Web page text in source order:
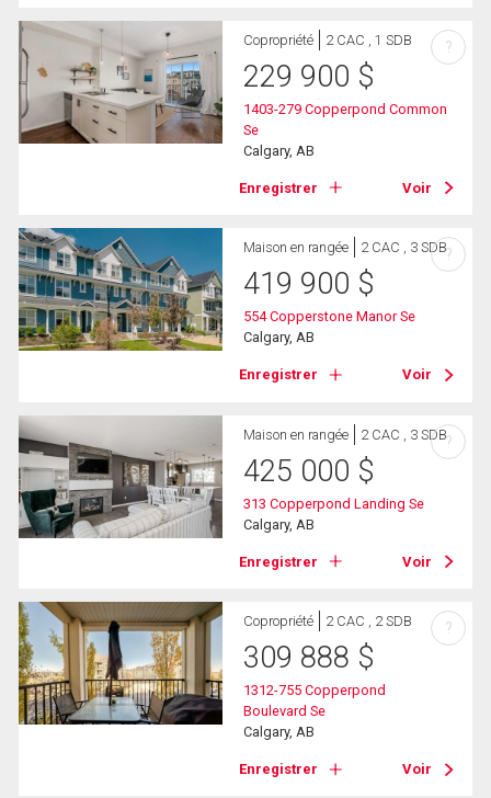
Copropriété 2 CAC , 1 SDB
229 900 $
1403-279 Copperpond Common
Se
Calgary, AB
Enregistrer Voir
?
Maison en rangée 2 CAC , 3 SDB
419 900 $
554 Copperstone Manor Se
Calgary, AB
Enregistrer Voir
?
Maison en rangée 2 CAC , 3 SDB
425 000 $
313 Copperpond Landing Se
Calgary, AB
Enregistrer Voir
?
Copropriété 2 CAC , 2 SDB
309 888 $
1312-755 Copperpond
Boulevard Se
Calgary, AB
Enregistrer Voir
?